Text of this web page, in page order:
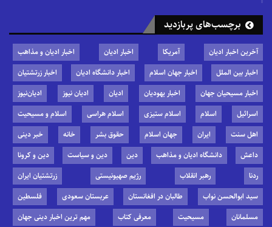
برچسب‌های پربازدید
آخرین اخبار ادیان آمریکا اخبار ادیان
اخبار ادیان و مذاهب
اخبار بین الملل
اخبار جهان اسلام اخبار دانشگاه ادیان
اخبار زرتشتیان
اخبار مسیحیان جهان
اخبار یهودیان ادیان ادیان نیوز
ادیان‌نیوز
اسرائیل
اسلام اسلام ستیزی اسلام هراسی
اسلام و مسیحیت
اهل سنت
ایران جهان اسلام حقوق بشر خانه
خبر دینی
داعش
دانشگاه ادیان و مذاهب دین دین و سیاست
دین و کرونا
ردنا
رهبر انقلاب رژیم صهیونیستی
زرتشتیان ایران
سید ابوالحسن نواب
طالبان در افغانستان عربستان سعودی
فلسطین
مسلمانان
مسیحیت معرفی کتاب مهم ترین اخبار دینی جهان